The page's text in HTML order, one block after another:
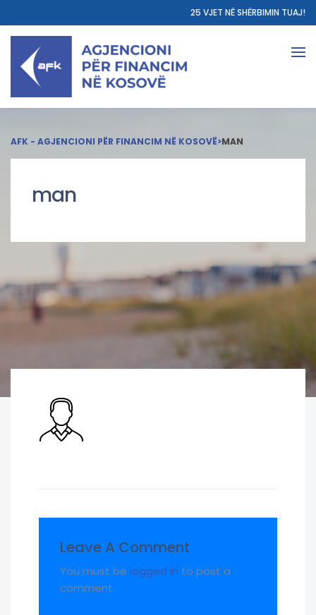
25 VJET NË SHËRBIMIN TUAJ!
AFK - AGJENCIONI PËR FINANCIM NË KOSOVË>MAN
man
Leave A Comment
You must be logged in to post a
comment.